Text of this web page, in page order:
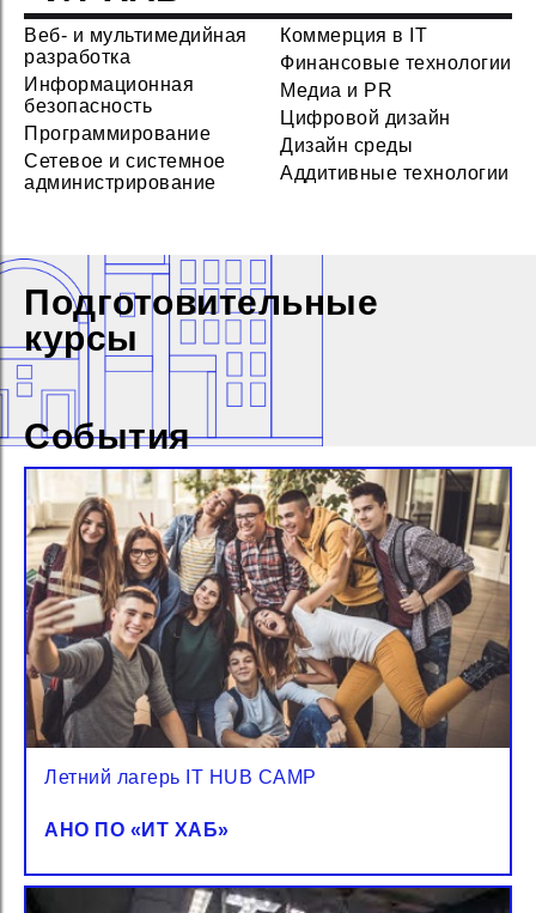
Веб- и мультимедийная
разработка
Информационная
безопасность
Программирование
Сетевое и системное
администрирование
Коммерция в IT
Финансовые технологии
Медиа и PR
Цифровой дизайн
Дизайн среды
Аддитивные технологии
Подготовительные
курсы
События
Летний лагерь IT HUB CAMP
АНО ПО «‎ИТ ХАБ»